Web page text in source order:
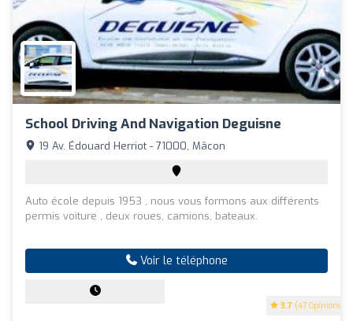
School Driving And Navigation Deguisne
3.7 (47 Opinions)
19 Av. Édouard Herriot - 71000, Mâcon
Auto école depuis 1953 , nous vous formons aux différents
permis voiture , deux roues, camions, bateaux.
Voir le téléphone